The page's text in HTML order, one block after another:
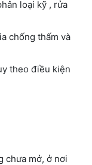
loại kỹ , rửa
thấm và
điều kiện
mở, ở nơi